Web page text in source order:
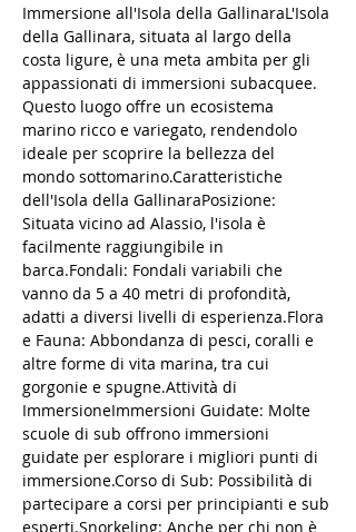
Immersione all'Isola della GallinaraL'Isola
della Gallinara, situata al largo della
costa ligure, è una meta ambita per gli
appassionati di immersioni subacquee.
Questo luogo offre un ecosistema
marino ricco e variegato, rendendolo
ideale per scoprire la bellezza del
mondo sottomarino.Caratteristiche
dell'Isola della GallinaraPosizione:
Situata vicino ad Alassio, l'isola è
facilmente raggiungibile in
barca.Fondali: Fondali variabili che
vanno da 5 a 40 metri di profondità,
adatti a diversi livelli di esperienza.Flora
e Fauna: Abbondanza di pesci, coralli e
altre forme di vita marina, tra cui
gorgonie e spugne.Attività di
ImmersioneImmersioni Guidate: Molte
scuole di sub offrono immersioni
guidate per esplorare i migliori punti di
immersione.Corso di Sub: Possibilità di
partecipare a corsi per principianti e sub
esperti.Snorkeling: Anche per chi non è